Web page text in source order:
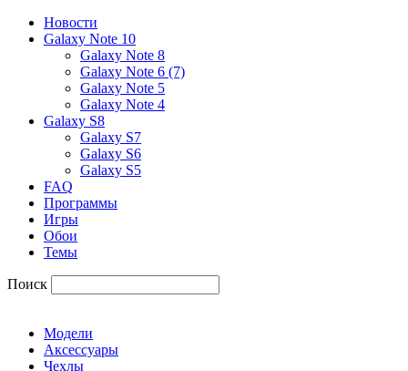
Новости
Galaxy Note 10
Galaxy Note 8
Galaxy Note 6 (7)
Galaxy Note 5
Galaxy Note 4
Galaxy S8
Galaxy S7
Galaxy S6
Galaxy S5
FAQ
Программы
Игры
Обои
Темы
Поиск
Модели
Аксессуары
Чехлы